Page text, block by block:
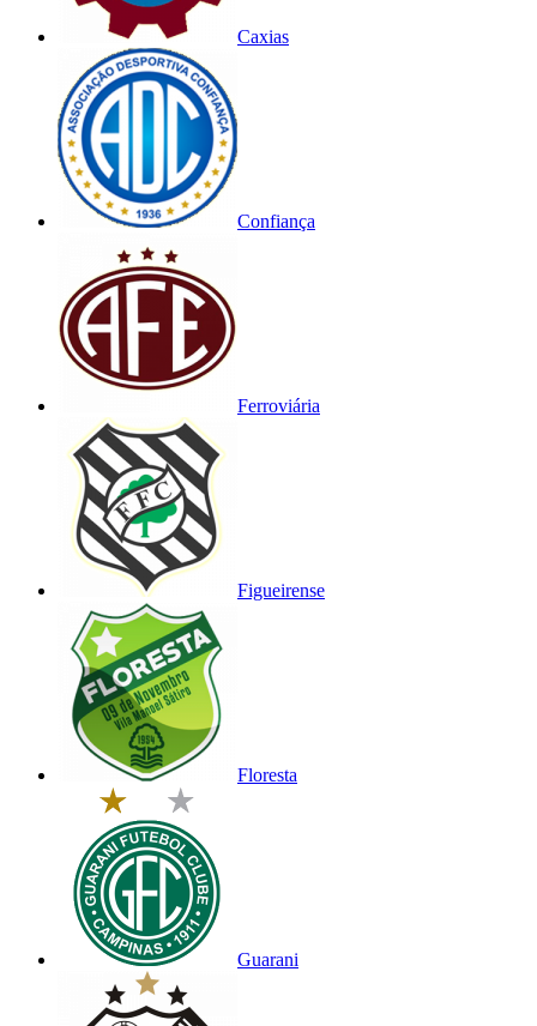
Caxias
Confiança
Ferroviária
Figueirense
Floresta
Guarani